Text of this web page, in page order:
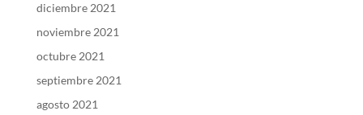
diciembre 2021
noviembre 2021
octubre 2021
septiembre 2021
agosto 2021